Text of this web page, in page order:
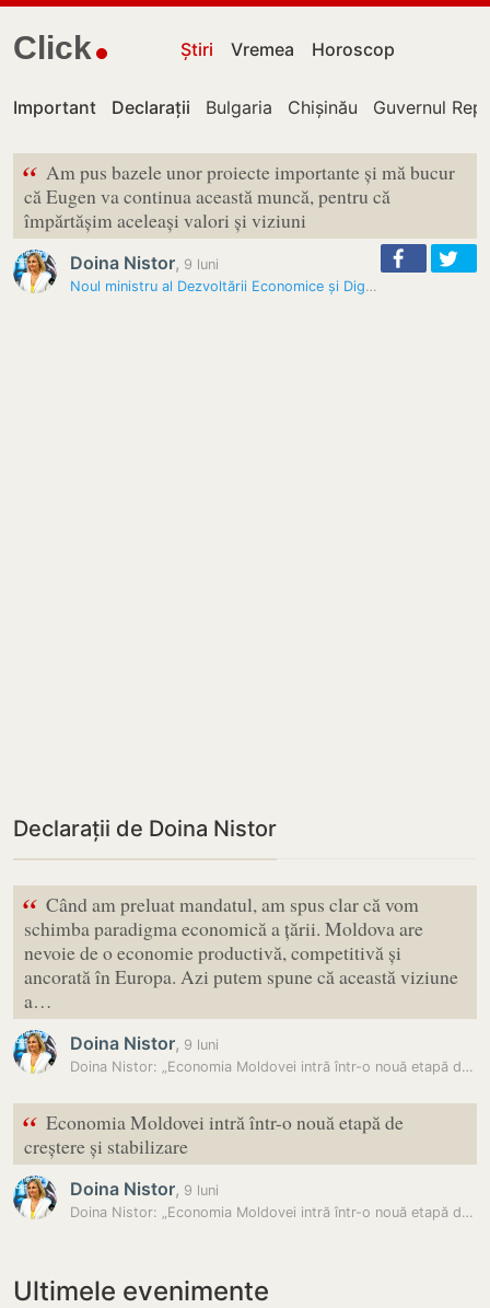
Click Știri Vremea Horoscop
Important Declarații Bulgaria Chișinău Guvernul
“ Am pus bazele unor proiecte importante și mă bucur
că Eugen va continua această muncă, pentru că
împărtășim aceleași valori și viziuni
Doina Nistor, 9 luni
Noul ministru al Dezvoltării Economice și Digitalizării a fost…
Declarații de Doina Nistor
“ Când am preluat mandatul, am spus clar că vom
schimba paradigma economică a țării. Moldova are
nevoie de o economie productivă, competitivă și
ancorată în Europa. Azi putem spune că această viziune
a…
Doina Nistor, 9 luni
Doina Nistor: „Economia Moldovei intră într-o nouă etapă de creștere…
“ Economia Moldovei intră într-o nouă etapă de
creștere și stabilizare
Doina Nistor, 9 luni
Doina Nistor: „Economia Moldovei intră într-o nouă etapă de creștere…
Ultimele evenimente